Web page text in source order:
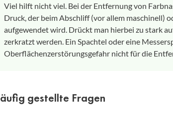
Viel hilft nicht viel. Bei der Entfernung von
Druck, der beim Abschliff (vor allem maschinell)
aufgewendet wird. Drückt man hierbei zu stark
zerkratzt werden. Ein Spachtel oder eine
Oberflächenzerstörungsgefahr nicht für die
gestellte Fragen